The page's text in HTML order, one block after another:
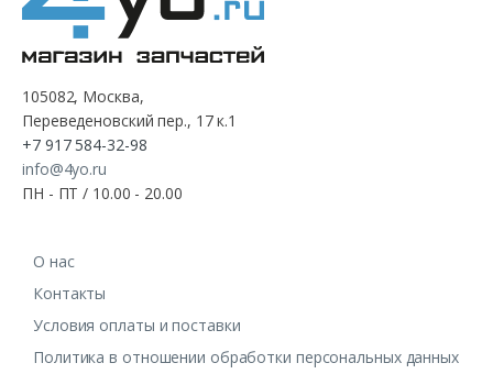
105082, Москва,
Переведеновский пер., 17 к.1
+7 917 584-32-98
info@4yo.ru
ПН - ПТ / 10.00 - 20.00
О нас
Контакты
Условия оплаты и поставки
Политика в отношении обработки персональных данных